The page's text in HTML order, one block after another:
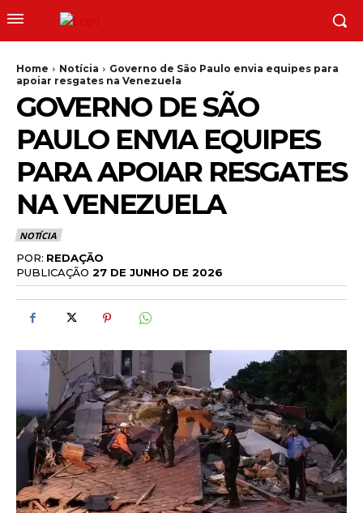
Home Notícia
Governo de São Paulo envia equipes para
apoiar resgates na Venezuela
GOVERNO DE SÃO
PAULO ENVIA EQUIPES
PARA APOIAR RESGATES
NA VENEZUELA
NOTÍCIA
POR: REDAÇÃO
PUBLICAÇÃO 27 DE JUNHO DE 2026